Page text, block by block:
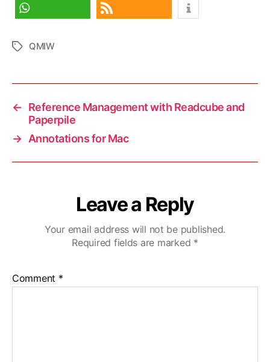
share share share
TagsQMIW
←
Reference Management with Readcube and
Paperpile
→ Annotations for Mac
Leave a Reply
Your email address will not be published.
Required fields are marked *
Comment *